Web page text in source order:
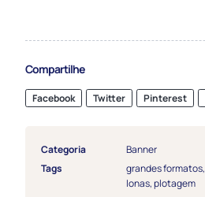
Compartilhe
Facebook Twitter Pinterest
Categoria
Banner
Tags
grandes formatos,
lonas,plotagem